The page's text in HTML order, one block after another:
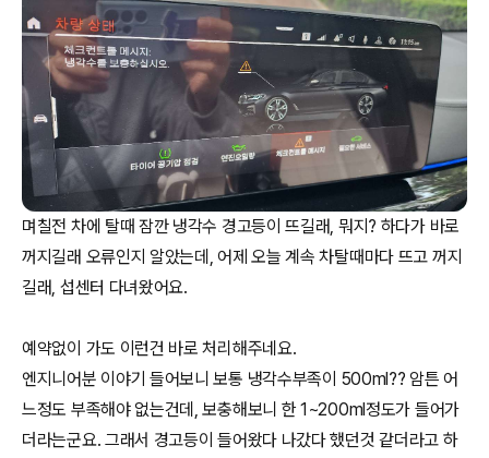
며칠전 차에 탈때 잠깐 냉각수 경고등이 뜨길래, 뭐지? 하다가 바로
꺼지길래 오류인지 알았는데, 어제 오늘 계속 차탈때마다 뜨고 꺼지
길래, 섭센터 다녀왔어요.
예약없이 가도 이런건 바로 처리해주네요.
엔지니어분 이야기 들어보니 보통 냉각수부족이 500ml?? 암튼 어
느정도 부족해야 없는건데, 보충해보니 한 1~200ml정도가 들어가
더라는군요. 그래서 경고등이 들어왔다 나갔다 했던것 같더라고 하